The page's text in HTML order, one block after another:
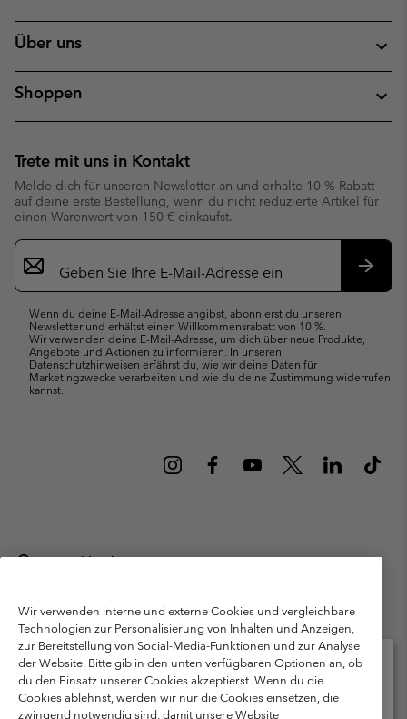
Über uns
Shoppen
Trete mit uns in Kontakt
Melde dich für unseren Newsletter an und erhalte 10 % Rabatt
auf deine erste Bestellung, wenn du nicht reduzierte Artikel für
einen Warenwert von 150 € einkaufst.
Newsletter-
Anmeldung
Wenn du deine E-Mail-Adresse angibst, abonnierst du unseren
Newsletter und erhältst einen Willkommensrabatt von 10 %.
Wir verwenden deine E-Mail-Adresse, um dich über neue Produkte,
Angebote und Aktionen zu informieren. In unseren
Datenschutzhinweisen erfährst du, wie wir deine Daten für
Marketingzwecke verarbeiten und wie du deine Zustimmung widerrufen
kannst.
Deutschland
München Deutschland. Alle Rechte vorbehalten.
Nutzungsbedingungen
Allgemeine Verkaufsbedingungen
Garantie
Datenschutzerklärung
Bestimmungen und Bedingungen des Mitglieder Programms
Wir verwenden interne und externe Cookies und vergleichbare
Technologien zur Personalisierung von Inhalten und Anzeigen,
zur Bereitstellung von Social-Media-Funktionen und zur Analyse
der Website. Bitte gib in den unten verfügbaren Optionen an, ob
du den Einsatz unserer Cookies akzeptierst. Wenn du die
Cookies ablehnst, werden wir nur die Cookies einsetzen, die
zwingend notwendig sind, damit unsere Website
Bitte wählen Sie Ihr Lieferland und Ihre Sprache